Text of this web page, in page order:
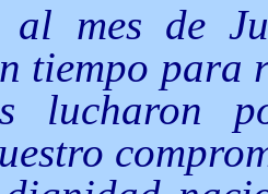
al mes de
tiempo para
lucharon